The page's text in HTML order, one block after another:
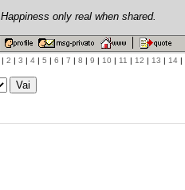
Happiness only real when shared.
| 2 | 3 | 4 | 5 | 6 | 7 | 8 | 9 | 10 | 11 | 12 | 13 | 14 |